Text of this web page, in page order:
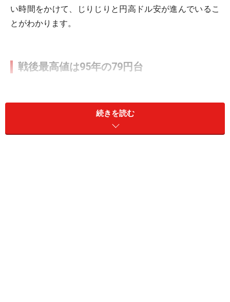
い時間をかけて、じりじりと円高ドル安が進んでいるこ
とがわかります。
戦後最高値は95年の79円台
でしょうか？過去20年間のドル円相場のチャートを見て
続きを読む